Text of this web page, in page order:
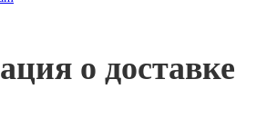
о доставке